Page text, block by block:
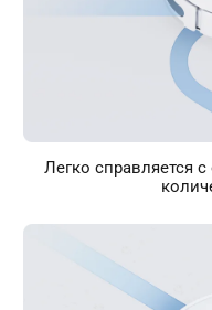
Легко справляется